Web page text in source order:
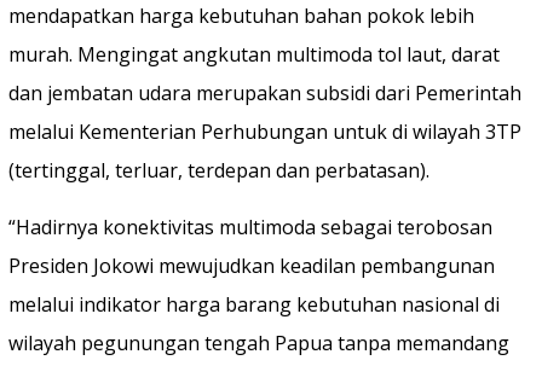
mendapatkan harga kebutuhan bahan pokok lebih
murah. Mengingat angkutan multimoda tol laut, darat
dan jembatan udara merupakan subsidi dari Pemerintah
melalui Kementerian Perhubungan untuk di wilayah 3TP
(tertinggal, terluar, terdepan dan perbatasan).
“Hadirnya konektivitas multimoda sebagai terobosan
Presiden Jokowi mewujudkan keadilan pembangunan
melalui indikator harga barang kebutuhan nasional di
wilayah pegunungan tengah Papua tanpa memandang